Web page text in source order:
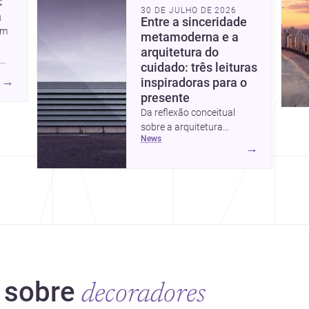
→
30 DE JULHO DE 2026
Entre a sinceridade
metamoderna e a
arquitetura do
cuidado: três leituras
inspiradoras para o
presente
Da reflexão conceitual
sobre a arquitetura
metamoderna a dois
news
→
decoradores